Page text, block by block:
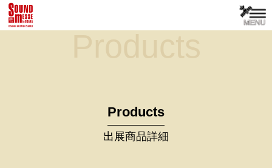
Products
Products
出展商品詳細